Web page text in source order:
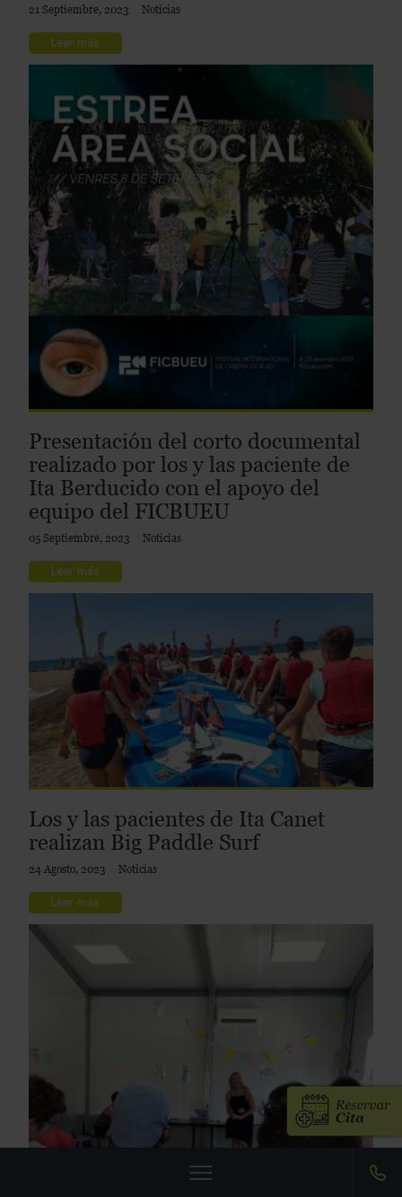
21 Septiembre, 2023 Noticias
Leer más
Presentación del corto documental
realizado por los y las paciente de
Ita Berducido con el apoyo del
equipo del FICBUEU
05 Septiembre, 2023 Noticias
Leer más
Los y las pacientes de Ita Canet
realizan Big Paddle Surf
24 Agosto, 2023 Noticias
Leer más